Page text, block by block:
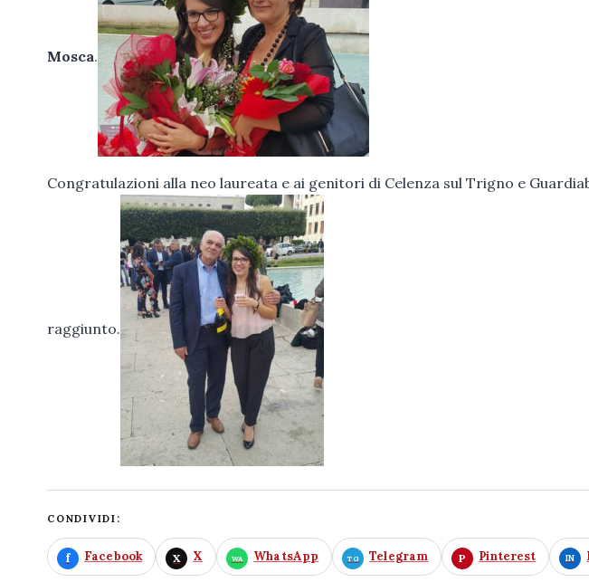
Mosca.
Congratulazioni alla neo laureata e ai genitori di Celenza sul Trigno e
raggiunto.
CONDIVIDI:
Facebook X WhatsApp Telegram Pinterest